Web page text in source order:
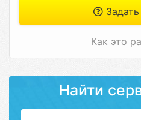
Как это
Найти